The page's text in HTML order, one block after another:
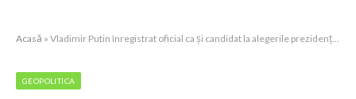
Acasă » Vladimir Putin înregistrat oficial ca și candidat la alegerile prezidențiale din Rusia
GEOPOLITICA